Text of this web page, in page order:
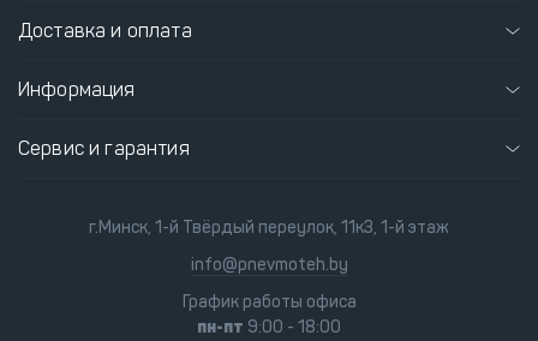
Доставка и оплата
Информация
Сервис и гарантия
г.Минск, 1-й Твёрдый переулок, 11к3, 1-й этаж
info@pnevmoteh.by
График работы офиса
пн-пт 9:00 - 18:00